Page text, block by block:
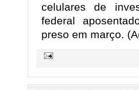
celulares de
federal
preso em março.